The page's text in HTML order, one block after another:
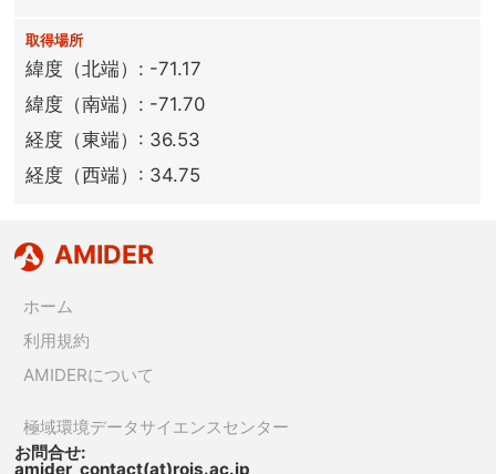
取得場所
緯度（北端）: -71.17
緯度（南端）: -71.70
経度（東端）: 36.53
経度（西端）: 34.75
AMIDER
ホーム
利用規約
AMIDERについて
極域環境データサイエンスセンター
お問合せ:
amider_contact(at)rois.ac.jp